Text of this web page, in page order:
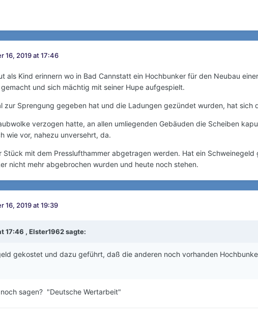
16, 2019 at 17:46
als Kind erinnern wo in Bad Cannstatt ein Hochbunker für den Neubau
und sich mächtig mit seiner Hupe aufgespielt.
zur Sprengung gegeben hat und die Ladungen gezündet wurden, hat sich
verzogen hatte, an allen umliegenden Gebäuden die Scheiben
wie vor, nahezu unversehrt, da.
Stück mit dem Presslufthammer abgetragen werden. Hat ein
nicht mehr abgebrochen wurden und heute noch stehen.
16, 2019 at 19:39
17:46 , Elster1962sagte:
gekostet und dazu geführt, daß die anderen noch vorhanden
sagen? "Deutsche Wertarbeit"